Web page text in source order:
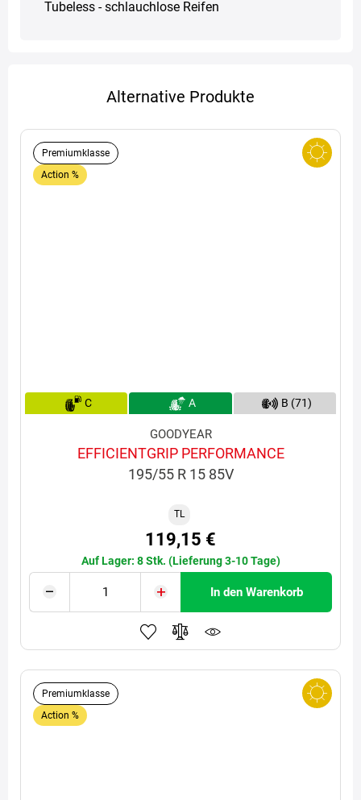
Tubeless - schlauchlose Reifen
Alternative Produkte
Premiumklasse
Action %
C A B (71)
GOODYEAR
EFFICIENTGRIP PERFORMANCE
195/55 R 15 85V
TL
119,15 €
Auf Lager: 8 Stk. (Lieferung 3-10 Tage)
In den Warenkorb
Premiumklasse
Action %